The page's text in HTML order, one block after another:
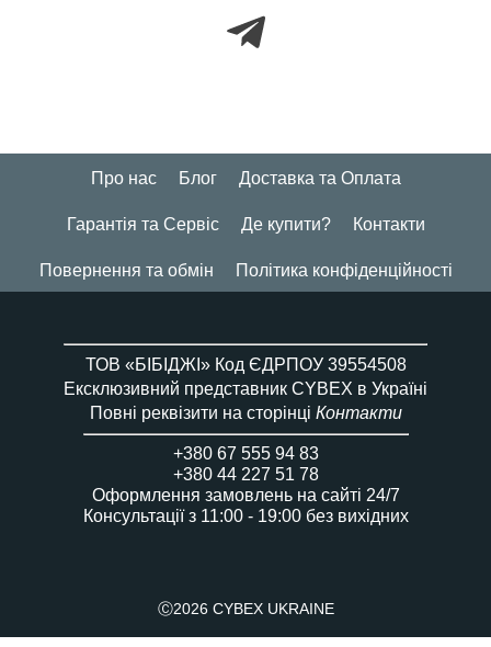
Про нас Блог Доставка та Оплата
Гарантія та Сервіс Де купити? Контакти
Повернення та обмін Політика конфіденційності
ТОВ «БІБІДЖІ» Код ЄДРПОУ 39554508
Ексклюзивний представник CYBEX в Україні
Повні реквізити на сторінці Контакти
+380 67 555 94 83
+380 44 227 51 78
Оформлення замовлень на сайті 24/7
Консультації з 11:00 - 19:00 без вихідних
Ⓒ2026 CYBEX UKRAINE